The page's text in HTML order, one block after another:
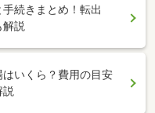
続きまとめ！転出
説
いくら？費用の目安